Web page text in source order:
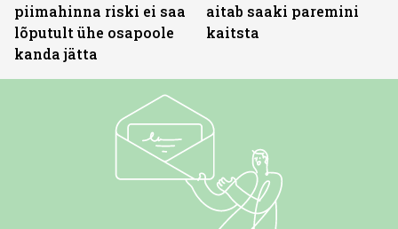
piimahinna riski ei saa
lõputult ühe osapoole
kanda jätta
aitab saaki paremini
kaitsta